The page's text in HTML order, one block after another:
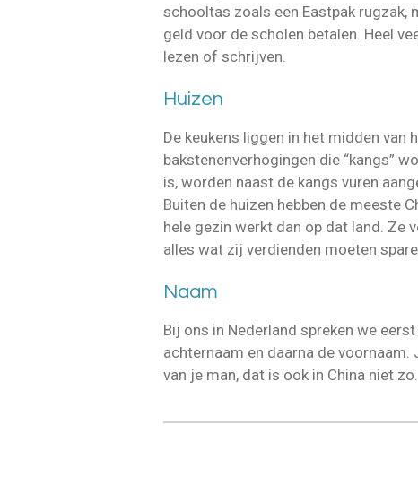
schooltas zoals een Eastpak rugzak,
geld voor de scholen betalen. Heel
lezen of schrijven.
Huizen
De keukens liggen in het midden van
bakstenenverhogingen die “kangs”
is, worden naast de kangs vuren
Buiten de huizen hebben de meeste
hele gezin werkt dan op dat land. Ze
alles wat zij verdienden moeten
Naam
Bij ons in Nederland spreken we
achternaam en daarna de
van je man, dat is ook in China niet